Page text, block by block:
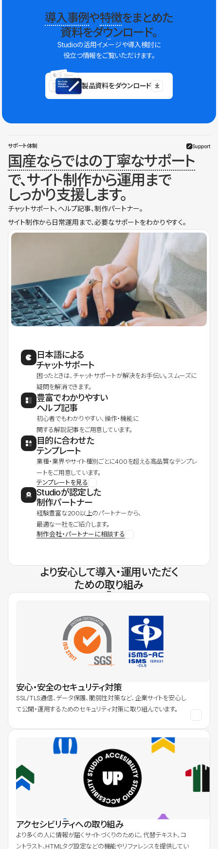
導入事例や特徴をまとめた
資料をダウンロード。
Studioの活用イメージや導入検討に
役立つ情報をご覧いただけます。
製品資料をダウンロード
サポート体制 Support
国産ならではの丁寧なサポート
で、サイト制作から運用まで
しっかり支援します。
チャットサポート、ヘルプ記事、制作パートナー。
サイト制作から日常運用まで、必要なサポートをわかりやすく。
日本語による
チャットサポート
困ったときは、チャットサポートが解決をお手伝い。スムーズに
疑問を解消できます。
豊富でわかりやすい
ヘルプ記事
初心者でもわかりやすい、操作・機能に
関する解説記事をご用意しています。
目的に合わせた
テンプレート
業種・業界やサイト種別ごとに400を超える高品質なテンプレ
ートをご用意しています。
テンプレートを見る
Studioが認定した
制作パートナー
経験豊富な200以上のパートナーから、
最適な一社をご紹介します。
制作会社・パートナーに相談する
より安心して導入・運用いただく
ための取り組み
安心・安全のセキュリティ対策
SSL/TLS通信、データ保護、脆弱性対策など、企業サイトを安心し
て公開・運用するためのセキュリティ対策に取り組んでいます。
アクセシビリティへの取り組み
より多くの人に情報が届くサイトづくりのために、代替テキスト、コ
ントラスト、HTMLタグ設定などの機能やリファレンスを提供してい